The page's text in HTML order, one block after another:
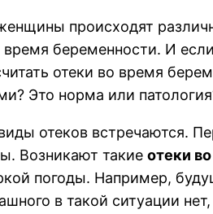
происходят
время беременности. И
отеки во время
Это норма или
отеков встречаются.
Возникают такиеотеки
погоды. Например,
в такой ситуации